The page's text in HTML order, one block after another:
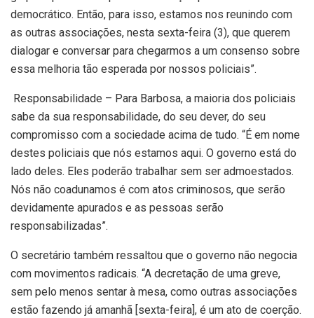
democrático. Então, para isso, estamos nos reunindo com
as outras associações, nesta sexta-feira (3), que querem
dialogar e conversar para chegarmos a um consenso sobre
essa melhoria tão esperada por nossos policiais”.
Responsabilidade – Para Barbosa, a maioria dos policiais
sabe da sua responsabilidade, do seu dever, do seu
compromisso com a sociedade acima de tudo. “É em nome
destes policiais que nós estamos aqui. O governo está do
lado deles. Eles poderão trabalhar sem ser admoestados.
Nós não coadunamos é com atos criminosos, que serão
devidamente apurados e as pessoas serão
responsabilizadas”.
O secretário também ressaltou que o governo não negocia
com movimentos radicais. “A decretação de uma greve,
sem pelo menos sentar à mesa, como outras associações
estão fazendo já amanhã [sexta-feira], é um ato de coerção.